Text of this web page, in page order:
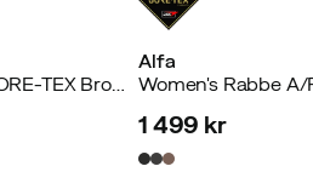
Women's Rabbe A/P/S GORE-TEX Brown
Alfa
Women's Rabbe A/
price
1 499 kr